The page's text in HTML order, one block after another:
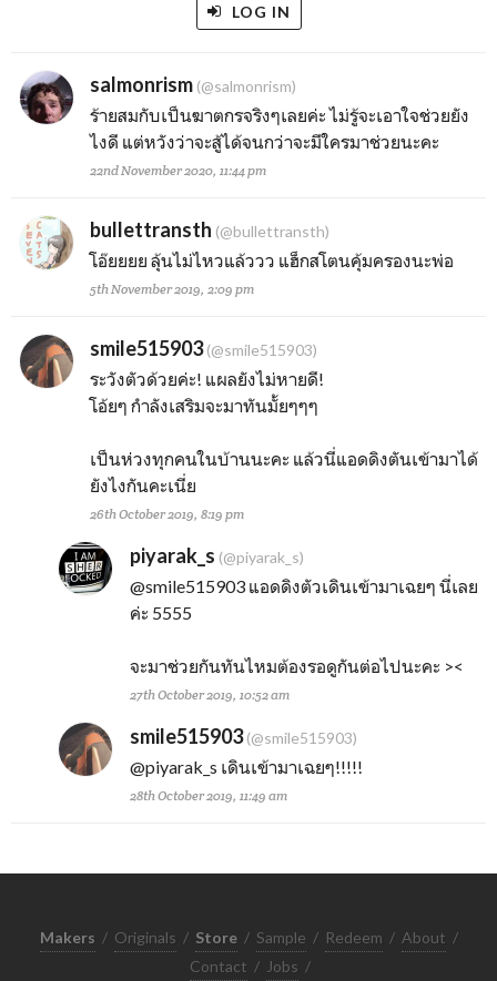
LOG IN
salmonrism (@salmonrism)
ร้ายสมกับเป็นฆาตกรจริงๆเลยค่ะ ไม่รู้จะเอาใจช่วยยัง
ไงดี แต่หวังว่าจะสู้ได้จนกว่าจะมีใครมาช่วยนะคะ
22nd November 2020, 11:44 pm
bullettransth (@bullettransth)
โอ๊ยยยย ลุ้นไม่ไหวแล้ววว แฮ็กสโตนคุ้มครองนะพ่อ
5th November 2019, 2:09 pm
smile515903(@smile515903)
ระวังตัวด้วยค่ะ! แผลยังไม่หายดี!
โอ้ยๆ กำลังเสริมจะมาทันมั้ยๆๆๆ
เป็นห่วงทุกคนในบ้านนะคะ แล้วนี่แอดดิงตันเข้ามาได้
ยังไงกันคะเนี่ย
26th October 2019, 8:19 pm
piyarak_s (@piyarak_s)
@smile515903แอดดิงตัวเดินเข้ามาเฉยๆ นี่เลย
ค่ะ 5555
จะมาช่วยกันทันไหมต้องรอดูกันต่อไปนะคะ ><
27th October 2019, 10:52 am
smile515903(@smile515903)
@piyarak_s เดินเข้ามาเฉยๆ!!!!!
28th October 2019, 11:49 am
Makers / Originals / Store / Sample / Redeem / About /
Contact / Jobs /